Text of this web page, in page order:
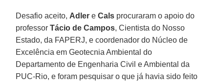
Desafio aceito, Adler eCals procuraram o apoio do
professorTácio de Campos, Cientista do Nosso
Estado, da FAPERJ, e coordenador do Núcleo de
Excelência em Geotecnia Ambiental do
Departamento de Engenharia Civil e Ambiental da
PUC-Rio, e foram pesquisar o que já havia sido feito